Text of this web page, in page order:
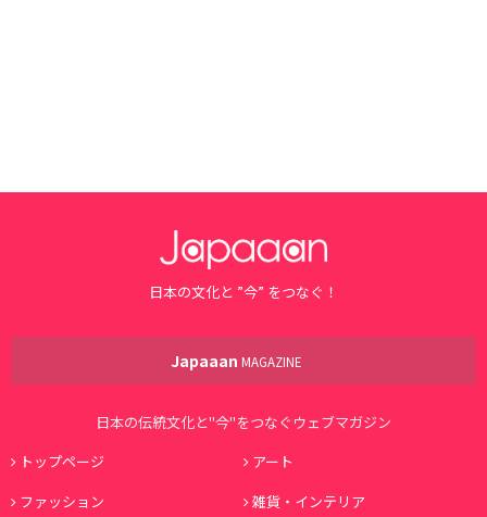
日本の文化と ”今” をつなぐ！
Japaaan MAGAZINE
日本の伝統文化と"今"をつなぐウェブマガジン
トップページ
アート
ファッション
雑貨・インテリア